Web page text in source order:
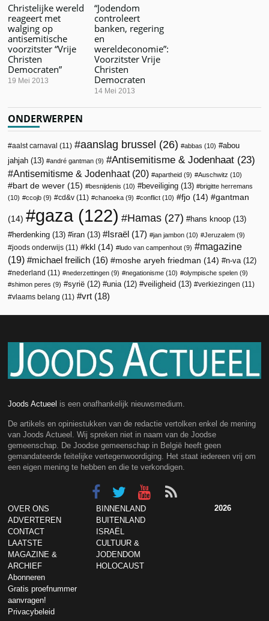
Christelijke wereld
reageert met
walging op
antisemitische
voorzitster “Vrije
Christen
Democraten”
19 Mei 2013
“Jodendom
controleert
banken, regering
en
wereldeconomie”:
Voorzitster Vrije
Christen
Democraten
14 Mei 2013
ONDERWERPEN
aalst carnaval (11) aanslag brussel (26) abbas (10)
abou
jahjah (13) andré gantman (9) Antisemitisme & Jodenhaat (23)
Antisemitisme & Jodenhaat(20) apartheid (9) Auschwitz (10)
bart de wever (15) besnijdenis (10) beveiliging (13)
brigitte herremans
(10)
ccojb (9) cd&v (11) chanoeka (9) conflict (10) fjo (14) gantman
(14) gaza(122) Hamas (27) hans knoop (13)
herdenking (13) iran (13) Israël (17) jan jambon (10) Jeruzalem (9)
joods onderwijs (11) kkl (14) ludo van campenhout (9)
magazine
(19)
michael freilich (16) moshe aryeh friedman (14) n-va(12)
nederland (11) nederzettingen (9) negationisme (10) olympische spelen (9)
shimon peres (9) syrië (12) unia(12) veiligheid (13) verkiezingen (11)
vlaams belang (11) vrt (18)
Joods Actueel is een onafhankelijk nieuwsmedium.
De artikels en opiniestukken van de redactie vertolken enkel de mening
van Joods Actueel. Wij spreken niet in naam van de Joodse
gemeenschap. De Joodse gemeenschap in België heeft geen
gemandateerde feitelijke vertegenwoordiging. Het staat iedereen vrij om
een eigen mening te hebben en die te verkondigen.
OVER ONS
ADVERTEREN
CONTACT
LAATSTE
MAGAZINE &
ARCHIEF
Abonneren
Gratis proefnummer
aanvragen!
Privacybeleid
BINNENLAND
BUITENLAND
ISRAËL
CULTUUR &
JODENDOM
HOLOCAUST
2026